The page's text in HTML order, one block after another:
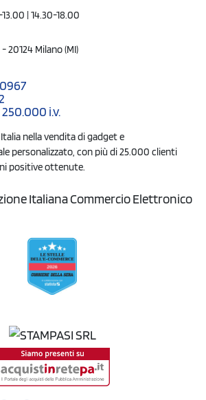
| 14.30-18.00
20124 Milano (MI)
i.v.
nella vendita di gadget e
personalizzato, con più di 25.000 clienti
positive ottenute.